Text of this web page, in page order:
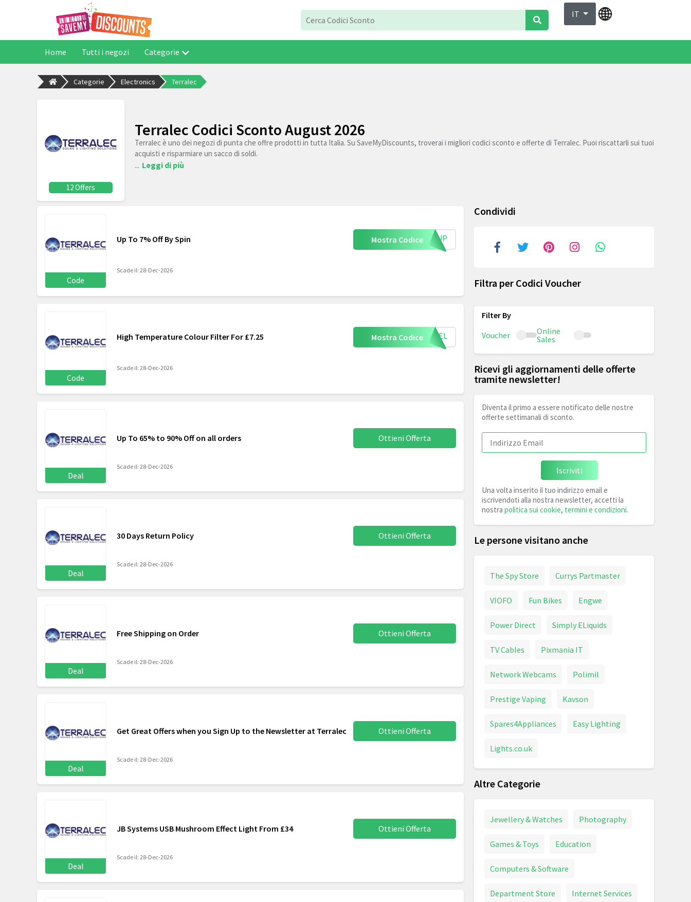
IT
Home Tutti i negozi Categorie
Categorie Electronics Terralec
12 Offers
Terralec Codici Sconto August 2026
Terralec è uno dei negozi di punta che offre prodotti in tutta Italia. Su SaveMyDiscounts, troverai i migliori codici sconto e offerte di Terralec. Puoi riscattarli sui tuoi
acquisti e risparmiare un sacco di soldi.
... Leggi di più
Code
Up To 7% Off By Spin Mostra Codice IGNUP
Scade il: 28-Dec-2026
Code
High Temperature Colour Filter For £7.25 Mostra CodiceHTGEL
Scade il: 28-Dec-2026
Deal
Up To 65% to 90% Off on all orders Ottieni Offerta
Scade il: 28-Dec-2026
Deal
30 Days Return Policy Ottieni Offerta
Scade il: 28-Dec-2026
Deal
Free Shipping on Order Ottieni Offerta
Scade il: 28-Dec-2026
Deal
Get Great Offers when you Sign Up to the Newsletter at Terralec Ottieni Offerta
Scade il: 28-Dec-2026
Deal
JB Systems USB Mushroom Effect Light From £34 Ottieni Offerta
Scade il: 28-Dec-2026
Condividi
Filtra per Codici Voucher
Voucher
Online
Sales
Ricevi gli aggiornamenti delle offerte
tramite newsletter!
Diventa il primo a essere notificato delle nostre
offerte settimanali di sconto.
Iscriviti
Una volta inserito il tuo indirizzo email e
iscrivendoti alla nostra newsletter, accetti la
nostra politica sui cookie, termini e condizioni.
Le persone visitano anche
The Spy Store Currys Partmaster
VIOFO Fun Bikes Engwe
Power Direct Simply ELiquids
TV Cables Pixmania IT
Network Webcams Polimil
Prestige Vaping Kavson
Spares4Appliances Easy Lighting
Lights.co.uk
Altre Categorie
Jewellery & Watches Photography
Games & Toys Education
Computers & Software
Department Store Internet Services